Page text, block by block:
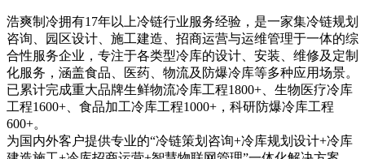
浩爽制冷拥有17年以上冷链行业服务经验，是一家集冷链规划
咨询、园区设计、施工建造、招商运营与运维管理于一体的综
合性服务企业，专注于各类型冷库的设计、安装、维修及定制
化服务，涵盖食品、医药、物流及防爆冷库等多种应用场景。
已累计完成重大品牌生鲜物流冷库工程1800+、生物医疗冷库
工程1600+、食品加工冷库工程1000+，科研防爆冷库工程
600+。
为国内外客户提供专业的“冷链策划咨询+冷库规划设计+冷库